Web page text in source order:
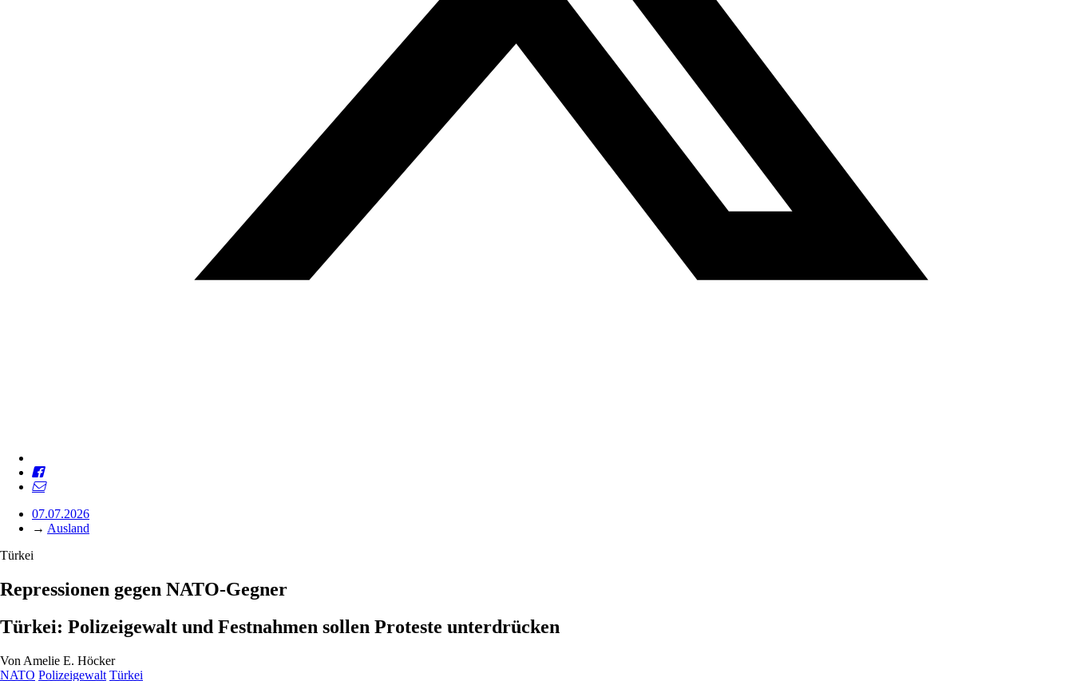
07.07.2026
→ Ausland
Türkei
Repressionen gegen NATO-Gegner
Türkei: Polizeigewalt und Festnahmen sollen Proteste unterdrücken
Von Amelie E. Höcker
NATO Polizeigewalt Türkei